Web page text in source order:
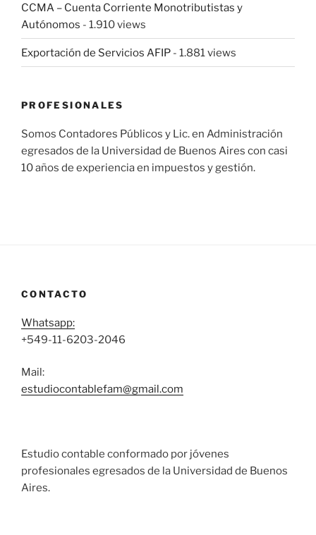
CCMA – Cuenta Corriente Monotributistas y
Autónomos - 1.910 views
Exportación de Servicios AFIP - 1.881 views
PROFESIONALES
Somos Contadores Públicos y Lic. en Administración
egresados de la Universidad de Buenos Aires con casi
10 años de experiencia en impuestos y gestión.
CONTACTO
Whatsapp:
+549-11-6203-2046
Mail:
estudiocontablefam@gmail.com
Estudio contable conformado por jóvenes
profesionales egresados de la Universidad de Buenos
Aires.